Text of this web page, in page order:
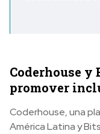
Coderhouse y
promover
Coderhouse, una
América Latina y